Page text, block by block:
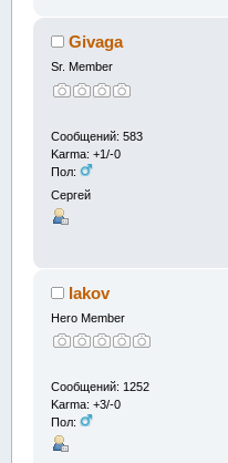
Givaga
Sr. Member
Сообщений: 583
Karma: +1/-0
Пол:
Сергей
Iakov
Hero Member
Сообщений: 1252
Karma: +3/-0
Пол: